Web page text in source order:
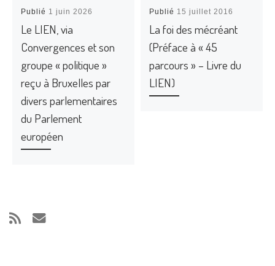
Publié 1 juin 2026
Le LIEN, via
Convergences et son
groupe « politique »
reçu à Bruxelles par
divers parlementaires
du Parlement
européen
Publié 15 juillet 2016
La foi des mécréant
(Préface à « 45
parcours » – Livre du
LIEN)